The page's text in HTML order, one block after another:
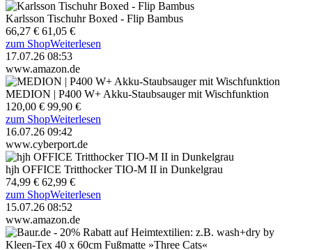
Karlsson Tischuhr Boxed - Flip Bambus
66,27 € 61,05 €
zum ShopWeiterlesen
17.07.26 08:53
www.amazon.de
MEDION | P400 W+ Akku-Staubsauger mit Wischfunktion
120,00 € 99,90 €
zum ShopWeiterlesen
16.07.26 09:42
www.cyberport.de
hjh OFFICE Tritthocker TIO-M II in Dunkelgrau
74,99 € 62,99 €
zum ShopWeiterlesen
15.07.26 08:52
www.amazon.de